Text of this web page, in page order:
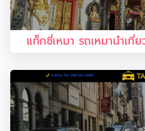
แท็กซี่เหมา รถเหมานำเ